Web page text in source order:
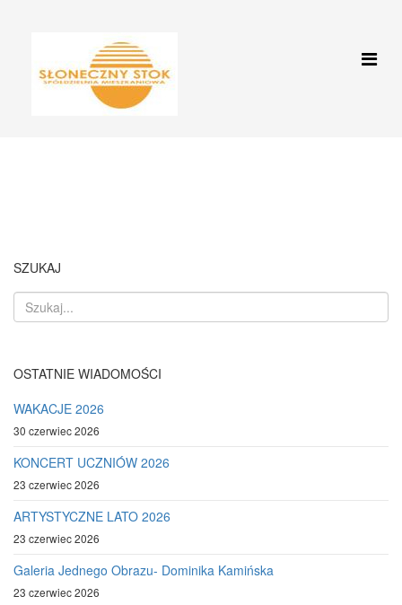
SZUKAJ
OSTATNIE WIADOMOŚCI
WAKACJE 2026
30 czerwiec 2026
KONCERT UCZNIÓW 2026
23 czerwiec 2026
ARTYSTYCZNE LATO 2026
23 czerwiec 2026
Galeria Jednego Obrazu- Dominika Kamińska
23 czerwiec 2026